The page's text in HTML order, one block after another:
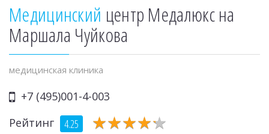
Медицинский центр Медалюкс на
Маршала Чуйкова
медицинская клиника
+7 (495)001-4-003
Рейтинг
4.25 ★★★★★
★★★★★